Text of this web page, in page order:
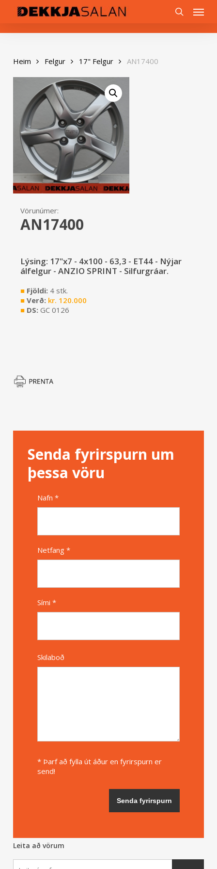
content
Menu
Heim Felgur 17" Felgur AN17400
Vörunúmer:
AN17400
Lýsing: 17"x7 - 4x100 - 63,3 - ET44 - Nýjar
álfelgur - ANZIO SPRINT - Silfurgráar.
■Fjöldi: 4 stk.
■Verð: kr. 120.000
■DS: GC 0126
Senda fyrirspurn um
þessa vöru
Nafn *
Netfang *
Sími *
Skilaboð
* Þarf að fylla út áður en fyrirspurn er
send!
Leita að vörum